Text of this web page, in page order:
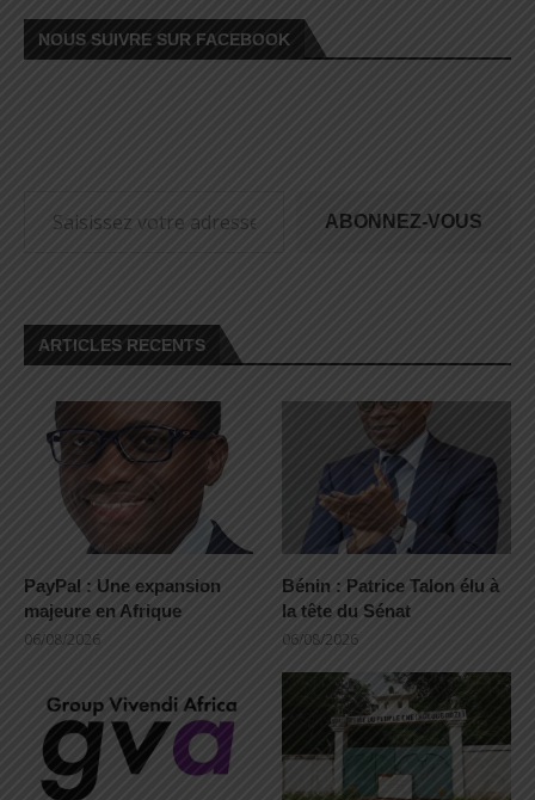
NOUS SUIVRE SUR FACEBOOK
ABONNEZ-VOUS
ARTICLES RECENTS
PayPal : Une expansion
majeure en Afrique
06/08/2026
Bénin : Patrice Talon élu à
la tête du Sénat
06/08/2026